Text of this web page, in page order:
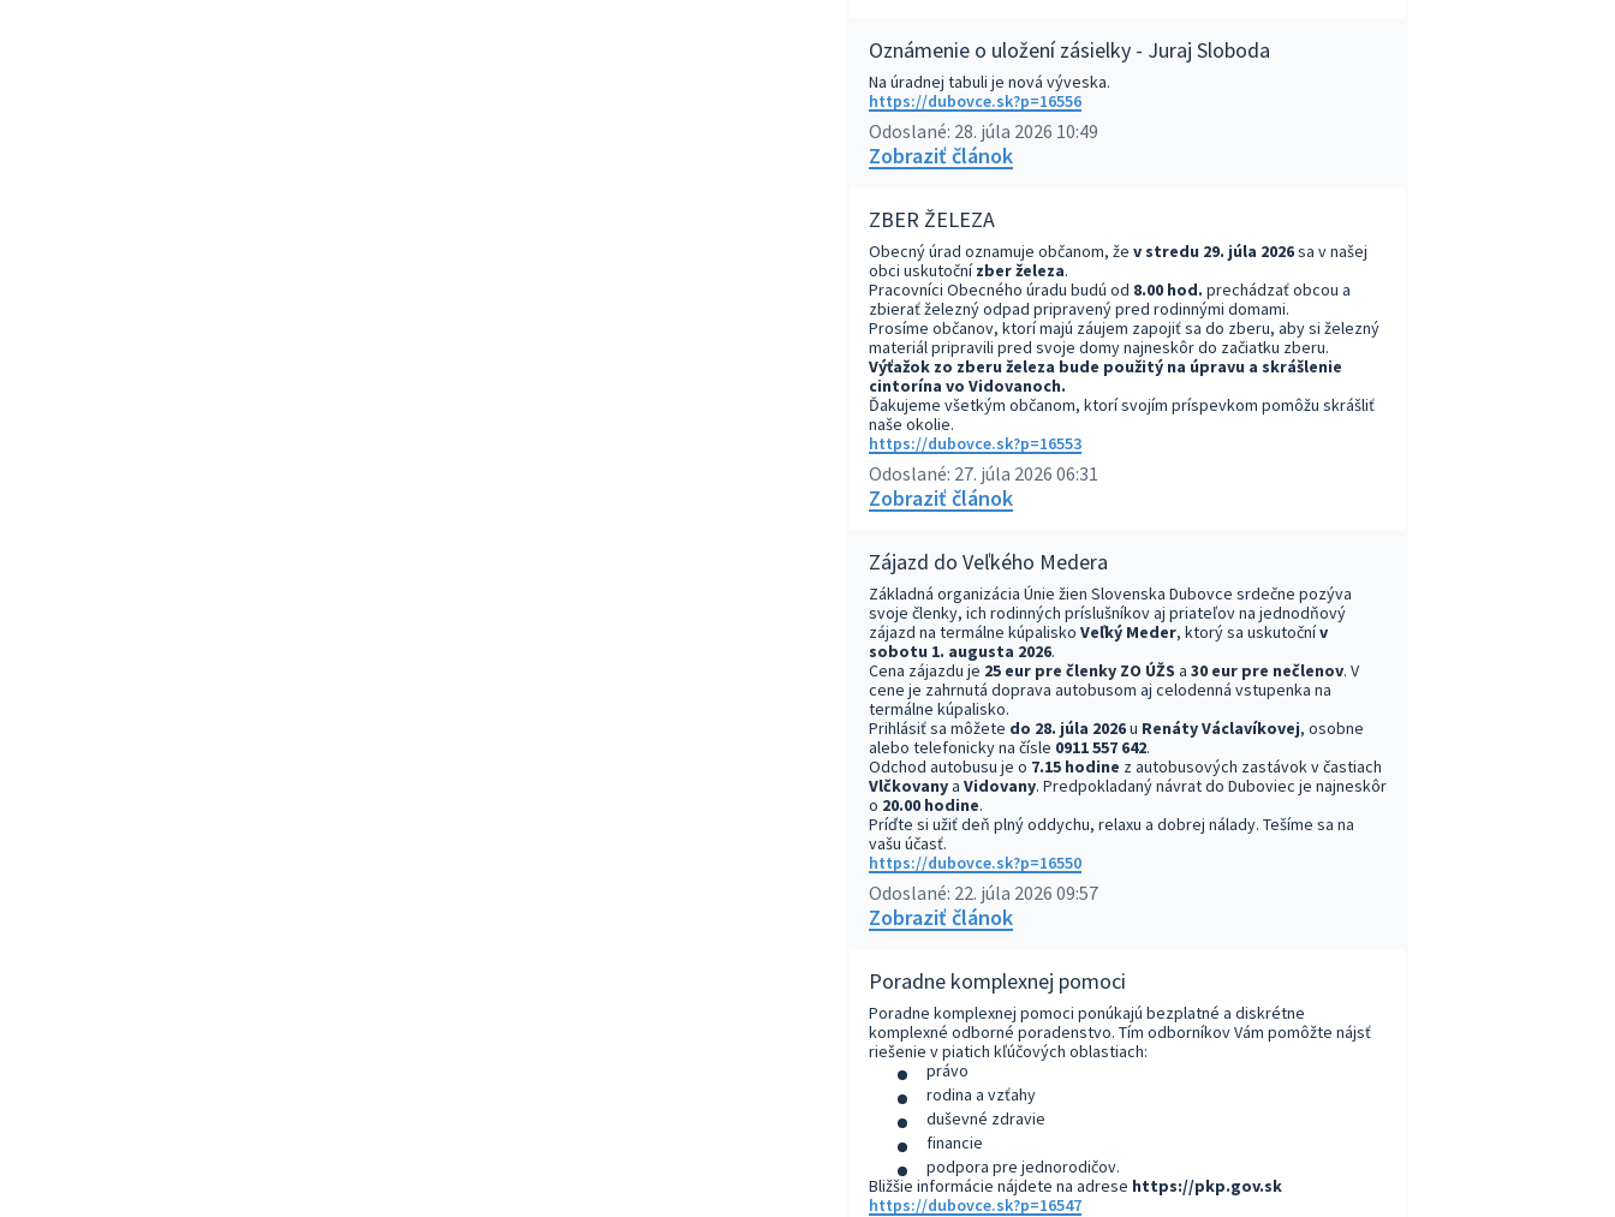
Oznámenie o uložení zásielky - Juraj Sloboda
Na úradnej tabuli je nová výveska.
https://dubovce.sk?p=16556
Odoslané: 28. júla 2026 10:49
Zobraziť článok
ZBER ŽELEZA
Obecný úrad oznamuje občanom, že v stredu 29. júla 2026sa v našej
obci uskutočnízber železa.
Pracovníci Obecného úradu budú od 8.00 hod. prechádzať obcou a
zbierať železný odpad pripravený pred rodinnými domami.
Prosíme občanov, ktorí majú záujem zapojiť sa do zberu, aby si železný
materiál pripravili pred svoje domy najneskôr do začiatku zberu.
Výťažok zo zberu železa bude použitý na úpravu a skrášlenie
cintorína vo Vidovanoch.
Ďakujeme všetkým občanom, ktorí svojím príspevkom pomôžu skrášliť
naše okolie.
https://dubovce.sk?p=16553
Odoslané: 27. júla 2026 06:31
Zobraziť článok
Zájazd do Veľkého Medera
Základná organizácia Únie žien Slovenska Dubovce srdečne pozýva
svoje členky, ich rodinných príslušníkov aj priateľov na jednodňový
zájazd na termálne kúpalisko Veľký Meder, ktorý sa uskutočnív
sobotu 1. augusta 2026.
Cena zájazdu je 25 eur pre členky ZO ÚŽS a 30 eur pre nečlenov. V
cene je zahrnutá doprava autobusom aj celodenná vstupenka na
termálne kúpalisko.
Prihlásiť sa môžete do 28. júla 2026u Renáty Václavíkovej, osobne
alebo telefonicky na čísle 0911 557 642.
Odchod autobusu je o 7.15 hodine z autobusových zastávok v častiach
Vlčkovanya Vidovany. Predpokladaný návrat do Duboviec je najneskôr
o 20.00 hodine.
Príďte si užiť deň plný oddychu, relaxu a dobrej nálady. Tešíme sa na
vašu účasť.
https://dubovce.sk?p=16550
Odoslané: 22. júla 2026 09:57
Zobraziť článok
Poradne komplexnej pomoci
Poradne komplexnej pomoci ponúkajú bezplatné a diskrétne
komplexné odborné poradenstvo. Tím odborníkov Vám pomôžte nájsť
riešenie v piatich kľúčových oblastiach:
právo
rodina a vzťahy
duševné zdravie
financie
podpora pre jednorodičov.
Bližšie informácie nájdete na adrese https://pkp.gov.sk
https://dubovce.sk?p=16547